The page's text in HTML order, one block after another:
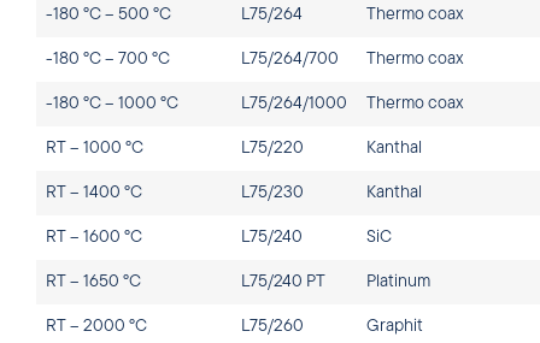
-180 °C – 500 °C L75/264 Thermo coax
-180 °C – 700 °C L75/264/700 Thermo coax
-180 °C – 1000 °C L75/264/1000 Thermo coax
RT – 1000 °C L75/220 Kanthal
RT – 1400 °C L75/230 Kanthal
RT – 1600 °C L75/240 SiC
RT – 1650 °C L75/240 PT Platinum
RT – 2000 °C L75/260 Graphit